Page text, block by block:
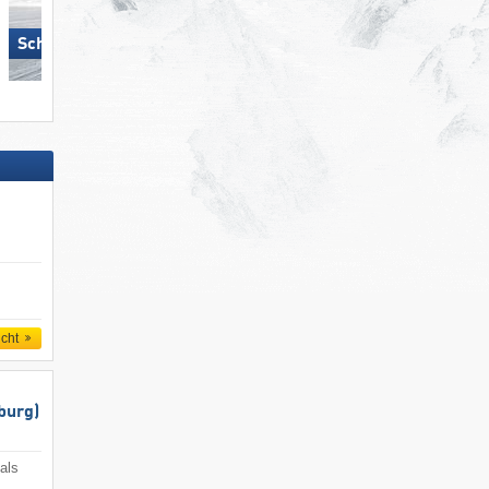
Schlick 2000 – Fulpmes
Großglockner Resort Kals-